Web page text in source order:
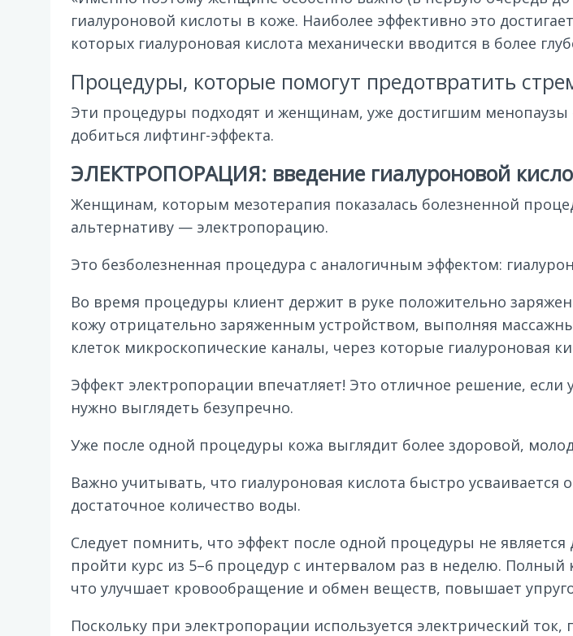
гиалуроновой кислоты в коже. Наиболее эффективно это
которых гиалуроновая кислота механически вводится в более
Процедуры, которые помогут предотвратить
Эти процедуры подходят и женщинам, уже достигшим
добиться лифтинг-эффекта.
ЭЛЕКТРОПОРАЦИЯ: введение гиалуроновой
Женщинам, которым мезотерапия показалась болезненной
альтернативу — электропорацию.
Это безболезненная процедура с аналогичным эффектом:
Во время процедуры клиент держит в руке положительно
кожу отрицательно заряженным устройством, выполняя
клеток микроскопические каналы, через которые гиалуроновая
Эффект электропорации впечатляет! Это отличное решение,
нужно выглядеть безупречно.
Уже после одной процедуры кожа выглядит более здоровой,
Важно учитывать, что гиалуроновая кислота быстро
достаточное количество воды.
Следует помнить, что эффект после одной процедуры не
пройти курс из 5–6 процедур с интервалом раз в неделю. Полный
что улучшает кровообращение и обмен веществ, повышает
Поскольку при электропорации используется электрический